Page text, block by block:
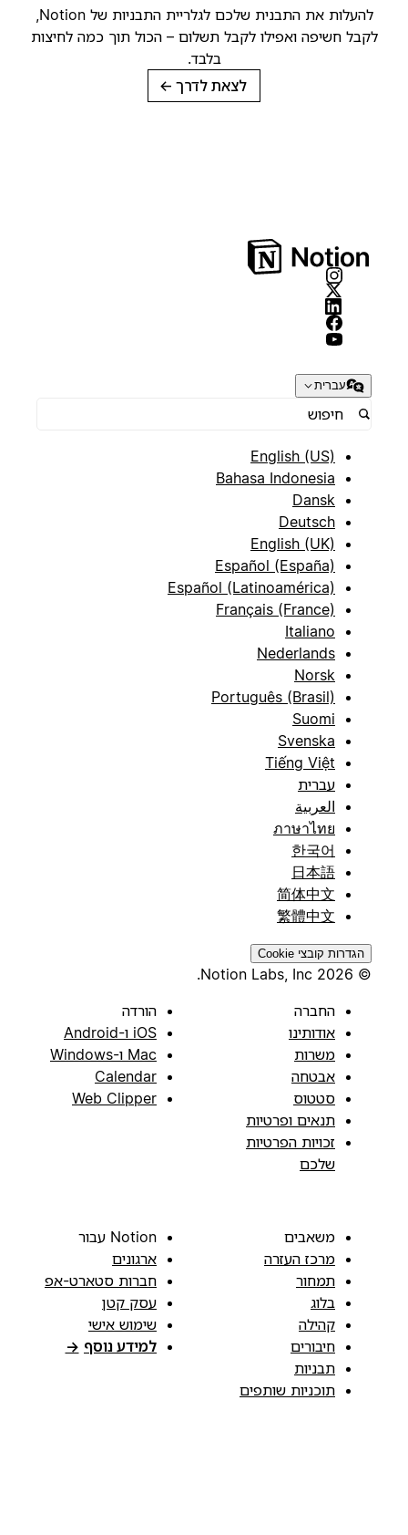
להעלות את התבנית שלכם לגלריית התבניות של Notion,
לקבל חשיפה ואפילו לקבל תשלום – הכול תוך כמה לחיצות
בלבד.
לצאת לדרך→
עברית
English (US)
Bahasa Indonesia
Dansk
Deutsch
English (UK)
Español (España)
Español (Latinoamérica)
Français (France)
Italiano
Nederlands
Norsk
Português (Brasil)
Suomi
Svenska
Tiếng Việt
עברית
العربية
ภาษาไทย
한국어
日本語
简体中文
繁體中文
הגדרות קובצי Cookie
החברה
אודותינו
משרות
אבטחה
סטטוס
תנאים ופרטיות
זכויות הפרטיות
שלכם
הורדה
iOS ו-Android
Mac ו-Windows
Calendar
Web Clipper
משאבים
מרכז העזרה
תמחור
בלוג
קהילה
חיבורים
תבניות
תוכניות שותפים
Notion עבור
ארגונים
חברות סטארט-אפ
עסק קטן
שימוש אישי
למידע נוסף →